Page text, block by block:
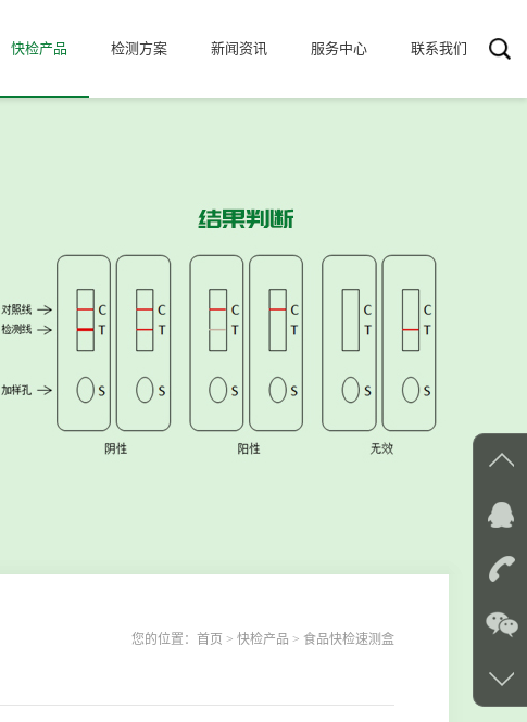
快检产品 检测方案 新闻资讯 服务中心 联系我们
您的位置： 首页 > 快检产品 > 食品快检速测盒